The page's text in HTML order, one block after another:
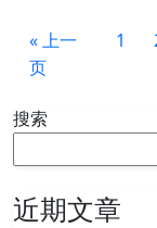
« 上一
页
1
搜索
近期文章